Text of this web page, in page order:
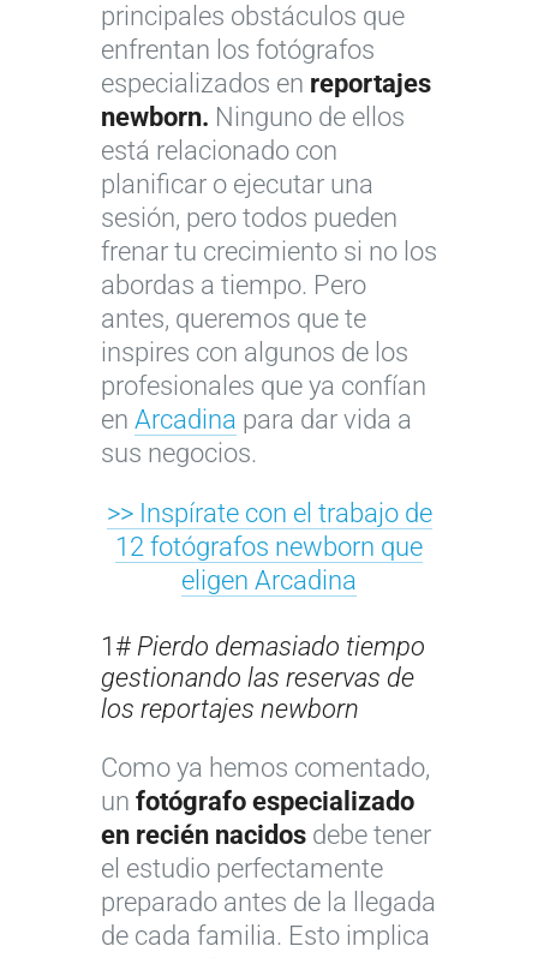
principales obstáculos que
enfrentan los fotógrafos
especializados en reportajes
newborn. Ninguno de ellos
está relacionado con
planificar o ejecutar una
sesión, pero todos pueden
frenar tu crecimiento si no los
abordas a tiempo. Pero
antes, queremos que te
inspires con algunos de los
profesionales que ya confían
en Arcadina para dar vida a
sus negocios.
>> Inspírate con el trabajo de
12 fotógrafos newborn que
eligen Arcadina
1# Pierdo demasiado tiempo
gestionando las reservas de
los reportajes newborn
Como ya hemos comentado,
un fotógrafo especializado
en recién nacidos debe tener
el estudio perfectamente
preparado antes de la llegada
de cada familia. Esto implica